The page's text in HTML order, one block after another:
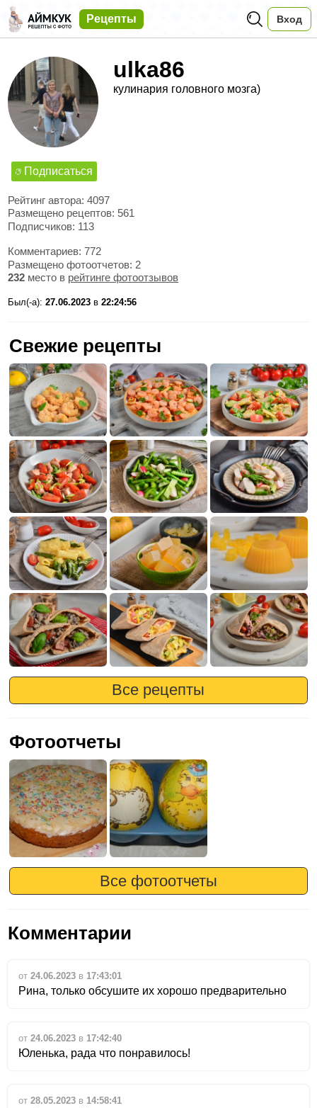
Рецепты Вход
ulka86
кулинария головного мозга)
Подписаться
Рейтинг автора: 4097
Размещено рецептов: 561
Подписчиков: 113
Комментариев: 772
Размещено фотоотчетов: 2
232 место в рейтинге фотоотзывов
Был(-а):27.06.2023 в22:24:56
Свежие рецепты
Все рецепты
Фотоотчеты
Все фотоотчеты
Комментарии
от24.06.2023 в 17:43:01
Рина, только обсушите их хорошо предварительно
от24.06.2023 в 17:42:40
Юленька, рада что понравилось!
от28.05.2023 в 14:58:41